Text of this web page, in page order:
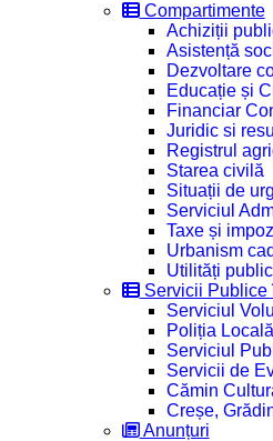
Compartimente
Achiziții
Asistență
Dezvoltare
Educație și
Financiar
Juridic si
Registrul
Starea civilă
Situații de
Serviciul
Taxe și
Urbanism
Utilități
Servicii Publice
Serviciul
Poliția Locală
Serviciul
Servicii de
Cămin
Creșe,
Anunțuri